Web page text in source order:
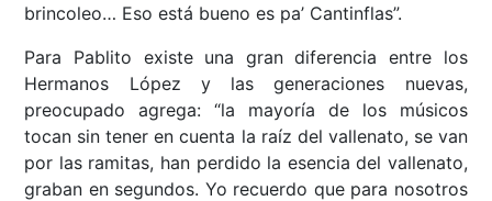
brincoleo… Eso está bueno es pa’ Cantinflas”.
Para Pablito existe una gran diferencia entre los
Hermanos López y las generaciones nuevas,
preocupado agrega: “la mayoría de los músicos
tocan sin tener en cuenta la raíz del vallenato, se van
por las ramitas, han perdido la esencia del vallenato,
graban en segundos. Yo recuerdo que para nosotros